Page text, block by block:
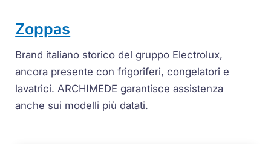
Zoppas
Brand italiano storico del gruppo Electrolux,
ancora presente con frigoriferi, congelatori e
lavatrici. ARCHIMEDE garantisce assistenza
anche sui modelli più datati.